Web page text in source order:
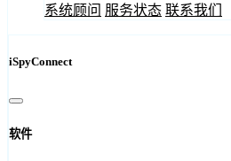
系统顾问 服务状态 联系我们
iSpyConnect
软件